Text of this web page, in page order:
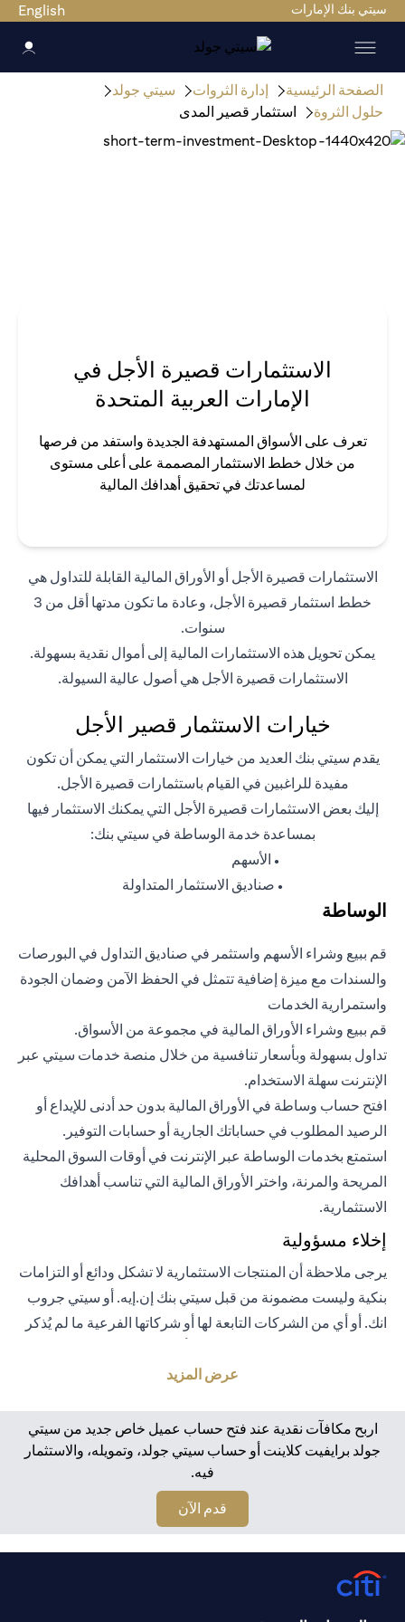
سيتي بنك الإمارات English
الصفحة الرئيسية إدارة الثروات
سيتي جولد
حلول الثروة
استثمار قصير المدى
الاستثمارات قصيرة الأجل في
الإمارات العربية المتحدة
تعرف على الأسواق المستهدفة الجديدة واستفد من فرصها
من خلال خطط الاستثمار المصممة على أعلى مستوى
لمساعدتك في تحقيق أهدافك المالية
الاستثمارات قصيرة الأجل أو الأوراق المالية القابلة للتداول هي
خطط استثمار قصيرة الأجل، وعادة ما تكون مدتها أقل من 3
سنوات.
يمكن تحويل هذه الاستثمارات المالية إلى أموال نقدية بسهولة.
الاستثمارات قصيرة الأجل هي أصول عالية السيولة.
خيارات الاستثمار قصير الأجل
يقدم سيتي بنك العديد من خيارات الاستثمار التي يمكن أن تكون
مفيدة للراغبين في القيام باستثمارات قصيرة الأجل.
إليك بعض الاستثمارات قصيرة الأجل التي يمكنك الاستثمار فيها
بمساعدة خدمة الوساطة في سيتي بنك:
● الأسهم
● صناديق الاستثمار المتداولة
الوساطة
قم ببيع وشراء الأسهم واستثمر في صناديق التداول في البورصات
والسندات مع ميزة إضافية تتمثل في الحفظ الآمن وضمان الجودة
واستمرارية الخدمات
قم ببيع وشراء الأوراق المالية في مجموعة من الأسواق.
تداول بسهولة وبأسعار تنافسية من خلال منصة خدمات سيتي عبر
الإنترنت سهلة الاستخدام.
افتح حساب وساطة في الأوراق المالية بدون حد أدنى للإيداع أو
الرصيد المطلوب في حساباتك الجارية أو حسابات التوفير.
استمتع بخدمات الوساطة عبر الإنترنت في أوقات السوق المحلية
المريحة والمرنة، واختر الأوراق المالية التي تناسب أهدافك
الاستثمارية.
إخلاء مسؤولية
يرجى ملاحظة أن المنتجات الاستثمارية لا تشكل ودائع أو التزامات
بنكية وليست مضمونة من قبل سيتي بنك إن.إيه. أو سيتي جروب
انك. أو أي من الشركات التابعة لها أو شركاتها الفرعية ما لم يُذكر
من قبل الحكومة أو الجهات الحكومية. تخضع منتجات الاستثمار
الأصلي المستثمر. الأداء السابق لمنتجات الاستثمار ليس مؤشرًا
على النتائج المستقبلية، بمعنى أن الأسعار قد ترتفع أو تنخفض.
يجب أن يكون المستثمرون الذين يستثمرون في منتجات
استثمارية و / أو منتجات خزينة مقومة بعملة أجنبية (غير محلية)
على دراية بمخاطر تقلبات أسعار الصرف التي قد تتسبب في
خسارة رأس المال عند تحويل العملة الأجنبية إلى العملة المحلية
للمستثمرين. لا تتوفر منتجات الاستثمار والخزينة للأشخاص
الأمريكيين. تخضع جميع الطلبات المتعلقة بمنتجات الاستثمار
عرض المزيد
اربح مكافآت نقدية عند فتح حساب عميل خاص جديد من سيتي
جولد برايفيت كلاينت أو حساب سيتي جولد، وتمويله، والاستثمار
فيه.
قدم الآن